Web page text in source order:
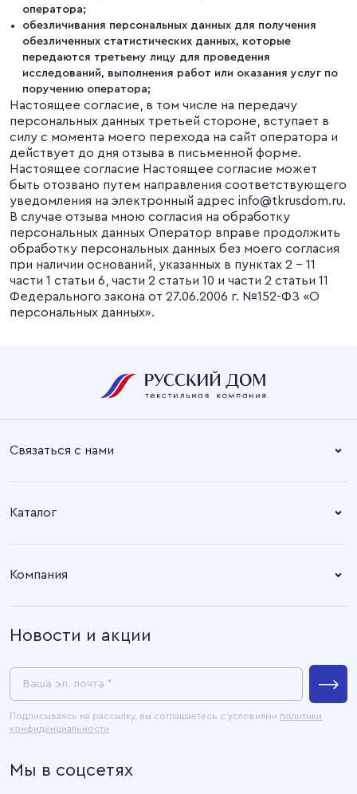
оператора;
обезличивания персональных данных для получения
обезличенных статистических данных, которые
передаются третьему лицу для проведения
исследований, выполнения работ или оказания услуг по
поручению оператора;
Настоящее согласие, в том числе на передачу
персональных данных третьей стороне, вступает в
силу с момента моего перехода на сайт оператора и
действует до дня отзыва в письменной форме.
Настоящее согласие Настоящее согласие может
быть отозвано путем направления соответствующего
уведомления на электронный адрес info@tkrusdom.ru.
В случае отзыва мною согласия на обработку
персональных данных Оператор вправе продолжить
обработку персональных данных без моего согласия
при наличии оснований, указанных в пунктах 2 – 11
части 1 статьи 6, части 2 статьи 10 и части 2 статьи 11
Федерального закона от 27.06.2006 г. №152-ФЗ «О
персональных данных».
Связаться с нами
+7 (4932) 58-14-67
Время работы:
Пн. – Пт: 8.30 – 17.00
Адрес офиса:
Каталог
Компания
Пресс-центр
Контакты
Карта сайта
Новости и акции
Ваша эл. почта *
Подписываясь на рассылку, вы соглашаетесь с условиями политики
конфиденциальности
Мы в соцсетях